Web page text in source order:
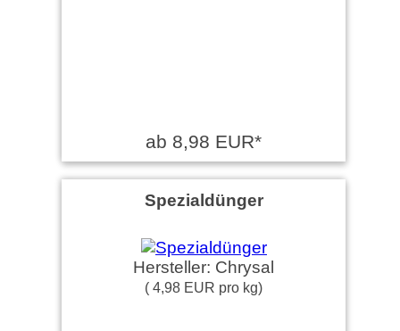
ab 8,98 EUR*
Spezialdünger
Hersteller: Chrysal
( 4,98 EUR pro kg)